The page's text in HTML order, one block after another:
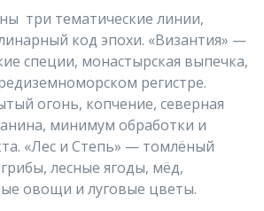
три тематические линии,
код эпохи. «Византия» —
специи, монастырская выпечка,
регистре.
огонь, копчение, северная
минимум обработки и
«Лес и Степь» — томлёный
лесные ягоды, мёд,
овощи и луговые цветы.